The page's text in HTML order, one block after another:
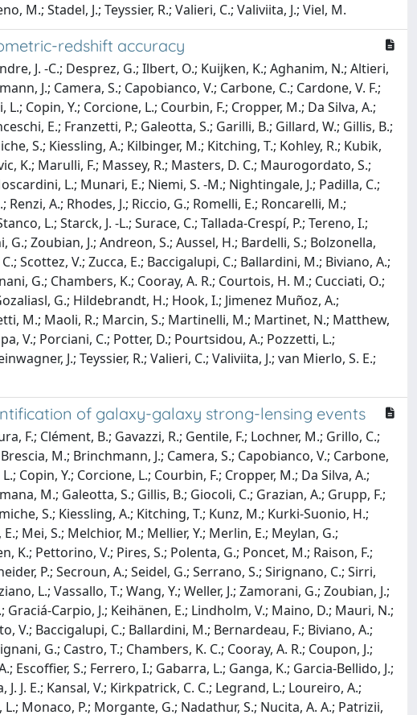
M.; Stadel, J.; Teyssier, R.; Valieri, C.; Valiviita, J.; Viel, M.
redshift accuracy
J. -C.; Desprez, G.; Ilbert, O.; Kuijken, K.; Aghanim, N.; Altieri,
J.; Camera, S.; Capobianco, V.; Carbone, C.; Cardone, V. F.;
Copin, Y.; Corcione, L.; Courbin, F.; Cropper, M.; Da Silva, A.;
E.; Franzetti, P.; Galeotta, S.; Garilli, B.; Gillard, W.; Gillis, B.;
S.; Kiessling, A.; Kilbinger, M.; Kitching, T.; Kohley, R.; Kubik,
K.; Marulli, F.; Massey, R.; Masters, D. C.; Maurogordato, S.;
L.; Munari, E.; Niemi, S. -M.; Nightingale, J.; Padilla, C.;
A.; Rhodes, J.; Riccio, G.; Romelli, E.; Roncarelli, M.;
L.; Starck, J. -L.; Surace, C.; Tallada-Crespí, P.; Tereno, I.;
Zoubian, J.; Andreon, S.; Aussel, H.; Bardelli, S.; Bolzonella,
Scottez, V.; Zucca, E.; Baccigalupi, C.; Ballardini, M.; Biviano, A.;
G.; Chambers, K.; Cooray, A. R.; Courtois, H. M.; Cucciati, O.;
G.; Hildebrandt, H.; Hook, I.; Jimenez Muñoz, A.;
M.; Maoli, R.; Marcin, S.; Martinelli, M.; Martinet, N.; Matthew,
V.; Porciani, C.; Potter, D.; Pourtsidou, A.; Pozzetti, L.;
J.; Teyssier, R.; Valieri, C.; Valiviita, J.; van Mierlo, S. E.;
of galaxy-galaxy strong-lensing events
F.; Clément, B.; Gavazzi, R.; Gentile, F.; Lochner, M.; Grillo, C.;
M.; Brinchmann, J.; Camera, S.; Capobianco, V.; Carbone,
Copin, Y.; Corcione, L.; Courbin, F.; Cropper, M.; Da Silva, A.;
M.; Galeotta, S.; Gillis, B.; Giocoli, C.; Grazian, A.; Grupp, F.;
S.; Kiessling, A.; Kitching, T.; Kunz, M.; Kurki-Suonio, H.;
Mei, S.; Melchior, M.; Mellier, Y.; Merlin, E.; Meylan, G.;
K.; Pettorino, V.; Pires, S.; Polenta, G.; Poncet, M.; Raison, F.;
P.; Secroun, A.; Seidel, G.; Serrano, S.; Sirignano, C.; Sirri,
L.; Vassallo, T.; Wang, Y.; Weller, J.; Zamorani, G.; Zoubian, J.;
Carpio, J.; Keihänen, E.; Lindholm, V.; Maino, D.; Mauri, N.;
V.; Baccigalupi, C.; Ballardini, M.; Bernardeau, F.; Biviano, A.;
G.; Castro, T.; Chambers, K. C.; Cooray, A. R.; Coupon, J.;
Escoffier, S.; Ferrero, I.; Gabarra, L.; Ganga, K.; Garcia-Bellido, J.;
J. E.; Kansal, V.; Kirkpatrick, C. C.; Legrand, L.; Loureiro, A.;
Monaco, P.; Morgante, G.; Nadathur, S.; Nucita, A. A.; Patrizii,